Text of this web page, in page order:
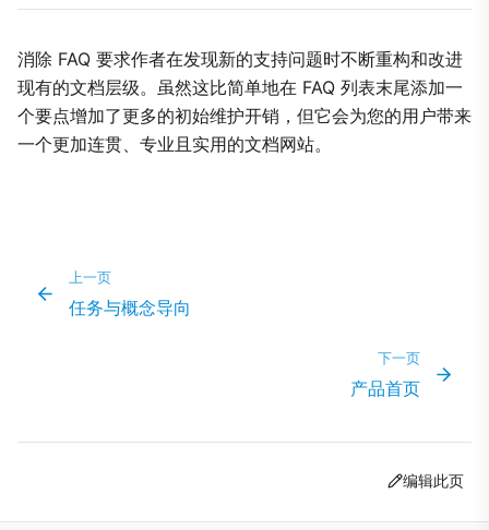
消除 FAQ 要求作者在发现新的支持问题时不断重构和改进
现有的文档层级。虽然这比简单地在 FAQ 列表末尾添加一
个要点增加了更多的初始维护开销，但它会为您的用户带来
一个更加连贯、专业且实用的文档网站。
上一页
任务与概念导向
下一页
产品首页
编辑此页